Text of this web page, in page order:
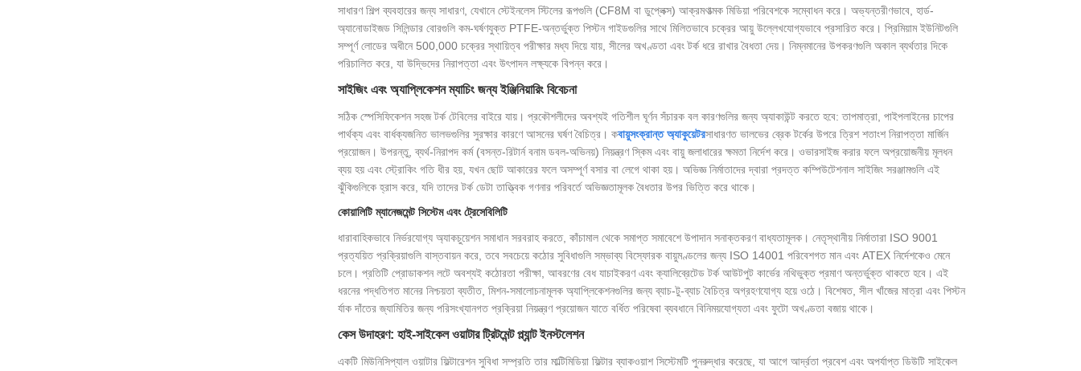
সাধারণ শিল্প ব্যবহারের জন্য সাধারণ, যেখানে স্টেইনলেস স্টিলের রূপগুলি (CF8M বা ডুপ্লেক্স) আক্রমণাত্মক মিডিয়া পরিবেশকে সম্বোধন করে। অভ্যন্তরীণভাবে, হার্ড-
অ্যানোডাইজড সিলিন্ডার বোরগুলি কম-ঘর্ষণযুক্ত PTFE-অন্তর্ভুক্ত পিস্টন গাইডগুলির সাথে মিলিতভাবে চক্রের আয়ু উল্লেখযোগ্যভাবে প্রসারিত করে। প্রিমিয়াম ইউনিটগুলি
সম্পূর্ণ লোডের অধীনে 500,000 চক্রের স্থায়িত্ব পরীক্ষার মধ্য দিয়ে যায়, সীলের অখণ্ডতা এবং টর্ক ধরে রাখার বৈধতা দেয়। নিম্নমানের উপকরণগুলি অকাল ব্যর্থতার দিকে
পরিচালিত করে, যা উদ্ভিদের নিরাপত্তা এবং উৎপাদন লক্ষ্যকে বিপন্ন করে।
সাইজিং এবং অ্যাপ্লিকেশন ম্যাচিং জন্য ইঞ্জিনিয়ারিং বিবেচনা
সঠিক স্পেসিফিকেশন সহজ টর্ক টেবিলের বাইরে যায়। প্রকৌশলীদের অবশ্যই গতিশীল ঘূর্ণন সঁচারক বল কারণগুলির জন্য অ্যাকাউন্ট করতে হবে: তাপমাত্রা, পাইপলাইনের চাপের
পার্থক্য এবং বার্ধক্যজনিত ভালভগুলির সুরক্ষার কারণে আসনের ঘর্ষণ বৈচিত্র। কবায়ুসংক্রান্ত অ্যাকুয়েটরসাধারণত ভালভের ব্রেক টর্কের উপরে ত্রিশ শতাংশ নিরাপত্তা মার্জিন
প্রয়োজন। উপরন্তু, ব্যর্থ-নিরাপদ কর্ম (বসন্ত-রিটার্ন বনাম ডবল-অভিনয়) নিয়ন্ত্রণ স্কিম এবং বায়ু জলাধারের ক্ষমতা নির্দেশ করে। ওভারসাইজ করার ফলে অপ্রয়োজনীয় মূলধন
ব্যয় হয় এবং স্ট্রোকিং গতি ধীর হয়, যখন ছোট আকারের ফলে অসম্পূর্ণ বসার বা লেগে থাকা হয়। অভিজ্ঞ নির্মাতাদের দ্বারা প্রদত্ত কম্পিউটেশনাল সাইজিং সরঞ্জামগুলি এই
ঝুঁকিগুলিকে হ্রাস করে, যদি তাদের টর্ক ডেটা তাত্ত্বিক গণনার পরিবর্তে অভিজ্ঞতামূলক বৈধতার উপর ভিত্তি করে থাকে।
কোয়ালিটি ম্যানেজমেন্ট সিস্টেম এবং ট্রেসেবিলিটি
ধারাবাহিকভাবে নির্ভরযোগ্য অ্যাকচুয়েশন সমাধান সরবরাহ করতে, কাঁচামাল থেকে সমাপ্ত সমাবেশে উপাদান সনাক্তকরণ বাধ্যতামূলক। নেতৃস্থানীয় নির্মাতারা ISO 9001
প্রত্যয়িত প্রক্রিয়াগুলি বাস্তবায়ন করে, তবে সবচেয়ে কঠোর সুবিধাগুলি সম্ভাব্য বিস্ফোরক বায়ুমণ্ডলের জন্য ISO 14001 পরিবেশগত মান এবং ATEX নির্দেশকেও মেনে
চলে। প্রতিটি প্রোডাকশন লটে অবশ্যই কঠোরতা পরীক্ষা, আবরণের বেধ যাচাইকরণ এবং ক্যালিব্রেটেড টর্ক আউটপুট কার্ভের নথিভুক্ত প্রমাণ অন্তর্ভুক্ত থাকতে হবে। এই
ধরনের পদ্ধতিগত মানের নিশ্চয়তা ব্যতীত, মিশন-সমালোচনামূলক অ্যাপ্লিকেশনগুলির জন্য ব্যাচ-টু-ব্যাচ বৈচিত্র অগ্রহণযোগ্য হয়ে ওঠে। বিশেষত, সীল খাঁজের মাত্রা এবং পিস্টন
র্যাক দাঁতের জ্যামিতির জন্য পরিসংখ্যানগত প্রক্রিয়া নিয়ন্ত্রণ প্রয়োজন যাতে বর্ধিত পরিষেবা ব্যবধানে বিনিময়যোগ্যতা এবং ফুটো অখণ্ডতা বজায় থাকে।
কেস উদাহরণ: হাই-সাইকেল ওয়াটার ট্রিটমেন্ট প্ল্যান্ট ইনস্টলেশন
একটি মিউনিসিপ্যাল ​​ওয়াটার ফিল্টারেশন সুবিধা সম্প্রতি তার মাল্টিমিডিয়া ফিল্টার ব্যাকওয়াশ সিস্টেমটি পুনরুদ্ধার করেছে, যা আগে আর্দ্রতা প্রবেশ এবং অপর্যাপ্ত ডিউটি ​​সাইকেল